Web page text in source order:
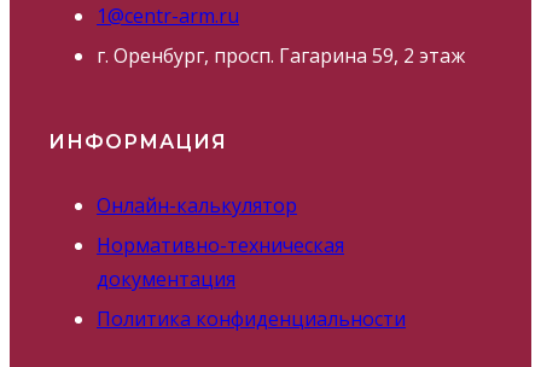
1@centr-arm.ru
г. Оренбург, просп. Гагарина 59, 2 этаж
ИНФОРМАЦИЯ
Онлайн-калькулятор
Нормативно-техническая
документация
Политика конфиденциальности